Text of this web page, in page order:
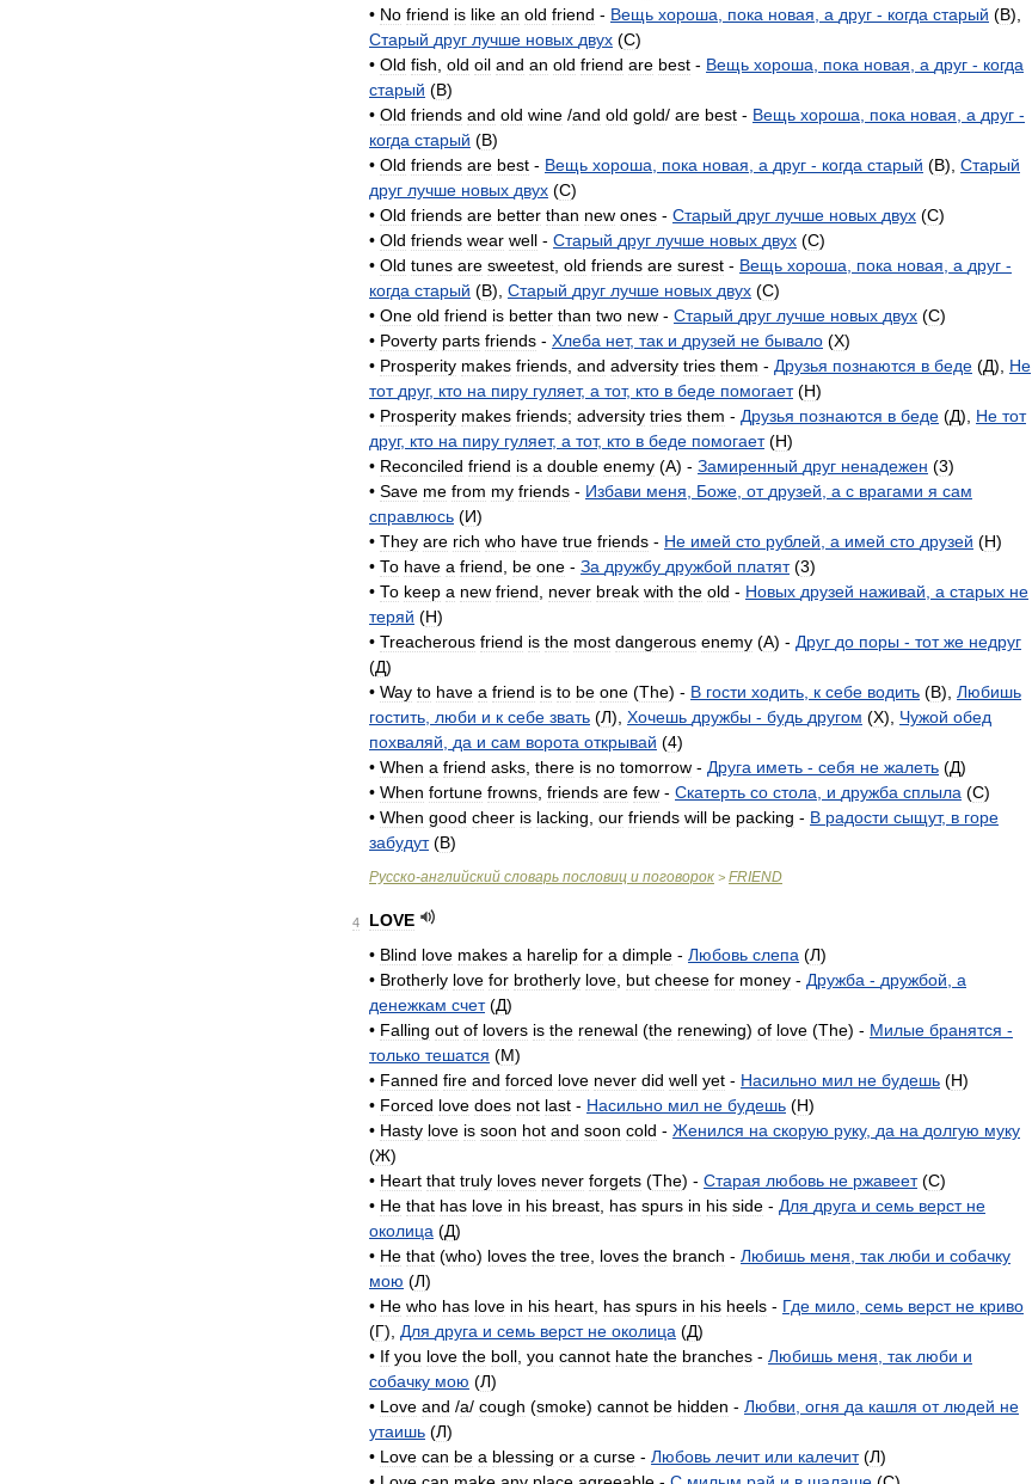
• No friend is like an old friend - Вещь хороша пока новая а друг - когда старый (B),
Старый друг лучше новых двух (C)
• Old fish old oil and an old friend are best - Вещь хороша пока новая а друг - когда
старый (B)
• Old friends and old wine /and old gold/ are best - Вещь хороша пока новая а друг -
когда старый (B)
• Old friends are best - Вещь хороша пока новая а друг - когда старый (B), Старый
друг лучше новых двух (C)
• Old friends are better than new ones - Старый друг лучше новых двух (C)
• Old friends wear well - Старый друг лучше новых двух (C)
• Old tunes are sweetest old friends are surest - Вещь хороша пока новая а друг -
когда старый (B), Старый друг лучше новых двух (C)
• One old friend is better than two new - Старый друг лучше новых двух (C)
• Poverty parts friends - Хлеба нет, так и друзей не бывало (X)
• Prosperity makes friends and adversity tries them - Друзья познаются в беде (Д), Не
тот друг, кто на пиру гуляет, а тот, кто в беде помогает(H)
• Prosperity makes friends; adversity tries them - Друзья познаются в беде (Д), Не тот
друг, кто на пиру гуляет, а тот, кто в беде помогает(H)
• Reconciled friend is a double enemy (A) - Замиренный друг ненадежен (3)
• Save me from my friends - Избави меня Боже от друзей а с врагами я сам
справлюсь (И)
• They are rich who have true friends - Не имей сто рублей а имей сто друзей (H)
• То have a friend be one - За дружбу дружбой платят(3)
• То keep a new friend never break with the old - Новых друзей наживай а старых не
теряй (H)
• Treacherous friend is the most dangerous enemy (A) - Друг до поры - тот же недруг
(Д)
• Way to have a friend is to be one (The) - В гости ходить к себе водить (B), Любишь
гостить люби и к себе звать (Л), Хочешь дружбы - будь другом (X), Чужой обед
похваляй
да и сам ворота открывай (4)
• When a friend asks there is no tomorrow - Друга иметь - себя не жалеть (Д)
• When fortune frowns friends are few - Скатерть со стола и дружба сплыла (C)
• When good cheer is lacking our friends will be packing - В радости сыщут, в горе
забудут(B)
Русско-английский словарь пословиц и поговорок > FRIEND
4
LOVE
• Blind love makes a harelip for a dimple - Любовь слепа (Л)
• Brotherly love for brotherly love but cheese for money - Дружба - дружбой а
денежкам счет(Д)
• Falling out of lovers is the renewal (the renewing) of love (The) - Милые бранятся -
только тешатся (M)
• Fanned fire and forced love never did well yet - Насильно мил не будешь (H)
• Forced love does not last - Насильно мил не будешь (H)
• Hasty love is soon hot and soon cold - Женился на скорую руку, да на долгую муку
(Ж)
• Heart that truly loves never forgets (The) - Старая любовь не ржавеет(C)
• He that has love in his breast has spurs in his side - Для друга и семь верст не
околица (Д)
• He that (who) loves the tree loves the branch - Любишь меня так люби и собачку
мою (Л)
• He who has love in his heart has spurs in his heels - Где мило семь верст не криво
(Г), Для друга и семь верст не околица (Д)
• If you love the boll you cannot hate the branches - Любишь меня так люби и
собачку мою (Л)
• Love and /a/ cough (smoke) cannot be hidden - Любви огня да кашля от людей не
утаишь (Л)
• Love can be a blessing or a curse - Любовь лечит или калечит(Л)